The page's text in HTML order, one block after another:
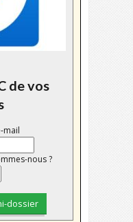
de vos
mail
nous ?